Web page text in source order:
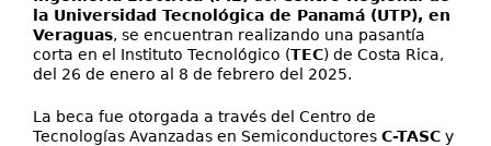
la Universidad Tecnológica de Panamá (UTP), en
Veraguas, se encuentran realizando una pasantía
corta en el Instituto Tecnológico (TEC) de Costa Rica,
del 26 de enero al 8 de febrero del 2025.
La beca fue otorgada a través del Centro de
Tecnologías Avanzadas en Semiconductores C-TASC y